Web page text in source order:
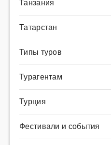
Танзания
Татарстан
Типы туров
Турагентам
Турция
Фестивали и события